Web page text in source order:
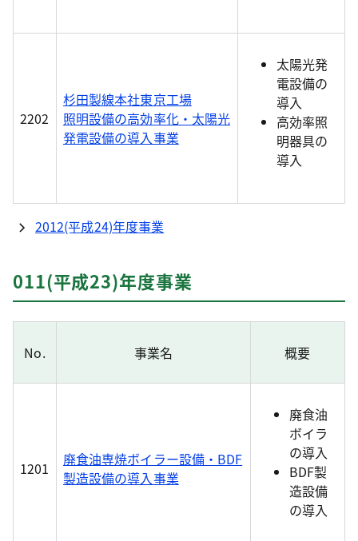
2202
杉田製線本社東京工場
照明設備の高効率化・太陽光
発電設備の導入事業
太陽光発
電設備の
導入
高効率照
明器具の
導入
2012(平成24)年度事業
011(平成23)年度事業
No. 事業名 概要
1201
廃食油専焼ボイラー設備・BDF
製造設備の導入事業
廃食油
ボイラ
の導入
BDF製
造設備
の導入